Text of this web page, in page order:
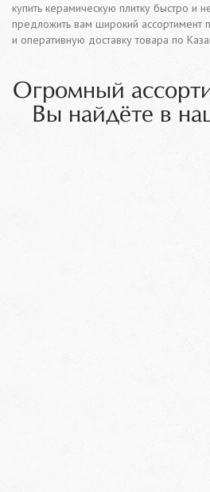
купить керамическую плитку быстро и
предложить вам широкий ассортимент
и оперативную доставку товара по
Огромный
Вы найдёте в